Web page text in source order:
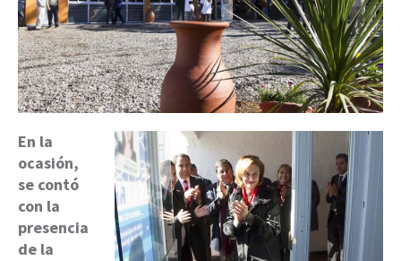
En la
ocasión,
se contó
con la
presencia
de la